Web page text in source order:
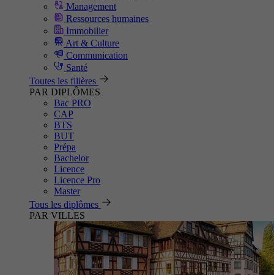
Management
Ressources humaines
Immobilier
Art & Culture
Communication
Santé
Toutes les filières
PAR DIPLÔMES
Bac PRO
CAP
BTS
BUT
Prépa
Bachelor
Licence
Licence Pro
Master
Tous les diplômes
PAR VILLES